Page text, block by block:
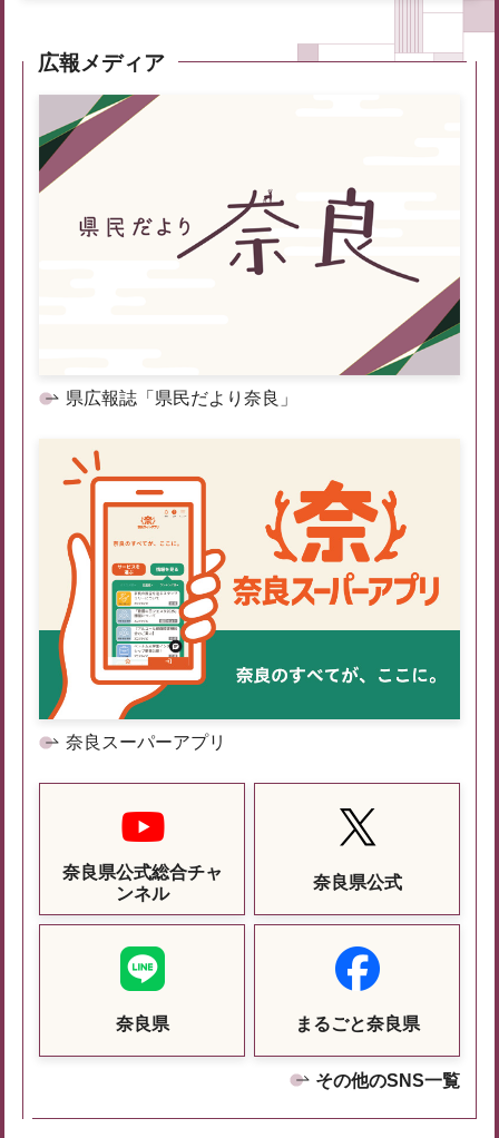
広報メディア
県広報誌「県民だより奈良」
奈良スーパーアプリ
奈良県公式総合チャ
ンネル
奈良県公式
奈良県 まるごと奈良県
その他のSNS一覧